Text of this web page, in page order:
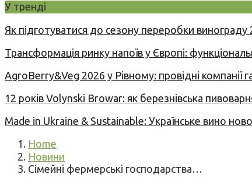
У тренді
Як підготуватися до сезону переробки
Трансформація ринку напоїв у Європі:
AgroBerry&Veg 2026 у Рівному: провідні компанії
12 років Volynski Browar: як березнівська
Made in Ukraine & Sustainable: Українське вино
Home
Новини
Сімейні фермерські господарства…